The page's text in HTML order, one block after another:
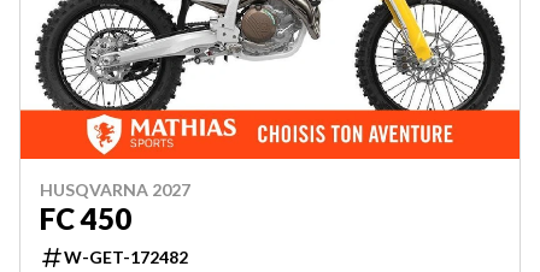
HUSQVARNA 2027
FC 450
W-GET-172482